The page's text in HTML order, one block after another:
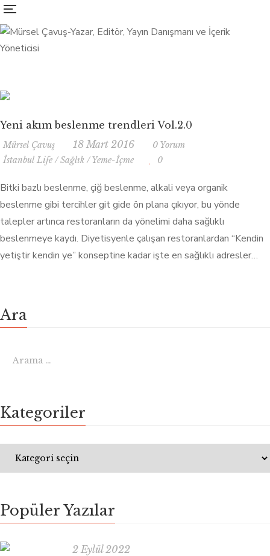
Yeni akım beslenme trendleri Vol.2.0
Mürsel Çavuş 18 Mart 2016
0 Yorum
İstanbul Life /Sağlık /Yeme-İçme 0
Bitki bazlı beslenme, çiğ beslenme, alkali veya organik
beslenme gibi tercihler git gide ön plana çıkıyor, bu yönde
talepler artınca restoranların da yönelimi daha sağlıklı
beslenmeye kaydı. Diyetisyenle çalışan restoranlardan “Kendin
yetiştir kendin ye” konseptine kadar işte en sağlıklı adresler…
Ara
Kategoriler
Popüler Yazılar
2 Eylül 2022